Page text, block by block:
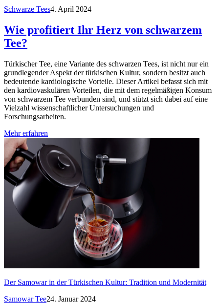
Schwarze Tees4. April 2024
Wie profitiert Ihr Herz von schwarzem
Tee?
Türkischer Tee, eine Variante des schwarzen Tees, ist nicht nur ein
grundlegender Aspekt der türkischen Kultur, sondern besitzt auch
bedeutende kardiologische Vorteile. Dieser Artikel befasst sich mit
den kardiovaskulären Vorteilen, die mit dem regelmäßigen Konsum
von schwarzem Tee verbunden sind, und stützt sich dabei auf eine
Vielzahl wissenschaftlicher Untersuchungen und
Forschungsarbeiten.
Mehr erfahren
Der Samowar in der Türkischen Kultur: Tradition und Modernität
Samowar Tee24. Januar 2024